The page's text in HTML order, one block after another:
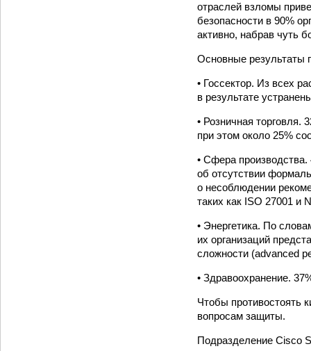
отраслей взломы
безопасности в 90%
активно, набрав чуть
Основные результаты
• Госсектор. Из всех
в результате
• Розничная торговля.
при этом около 25%
• Сфера производства.
об отсутствии
о несоблюдении
таких как ISO 27001 и
• Энергетика. По
их организаций
сложности (advanced
• Здравоохранение.
Чтобы противостоять
вопросам защиты.
Подразделение Cisco